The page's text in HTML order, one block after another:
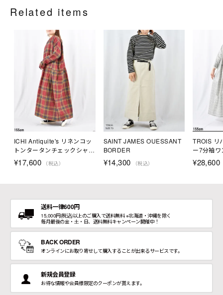
Related items
ICHI Antiquite's リネンコッ
トンタータンチェックシャツ
ドレス
¥17,600 （税込）
SAINT JAMES OUESSANT
BORDER
¥14,300 （税込）
TROIS リ
ー7分袖
¥28,600
送料一律600円
15,000円(税込)以上のご購入で送料無料 ※北海道・沖縄を除く
毎月最後の金・土・日、送料無料キャンペーン開催中！
BACK ORDER
オンラインにお取り寄せして購入することが出来るサービスです。
新規会員登録
お得な情報や会員様限定のクーポンが貰えます。